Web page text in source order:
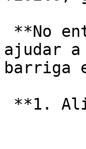
ajudar
barriga